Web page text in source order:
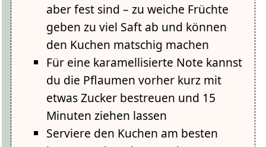
aber fest sind – zu weiche Früchte
geben zu viel Saft ab und können
den Kuchen matschig machen
Für eine karamellisierte Note kannst
du die Pflaumen vorher kurz mit
etwas Zucker bestreuen und 15
Minuten ziehen lassen
Serviere den Kuchen am besten